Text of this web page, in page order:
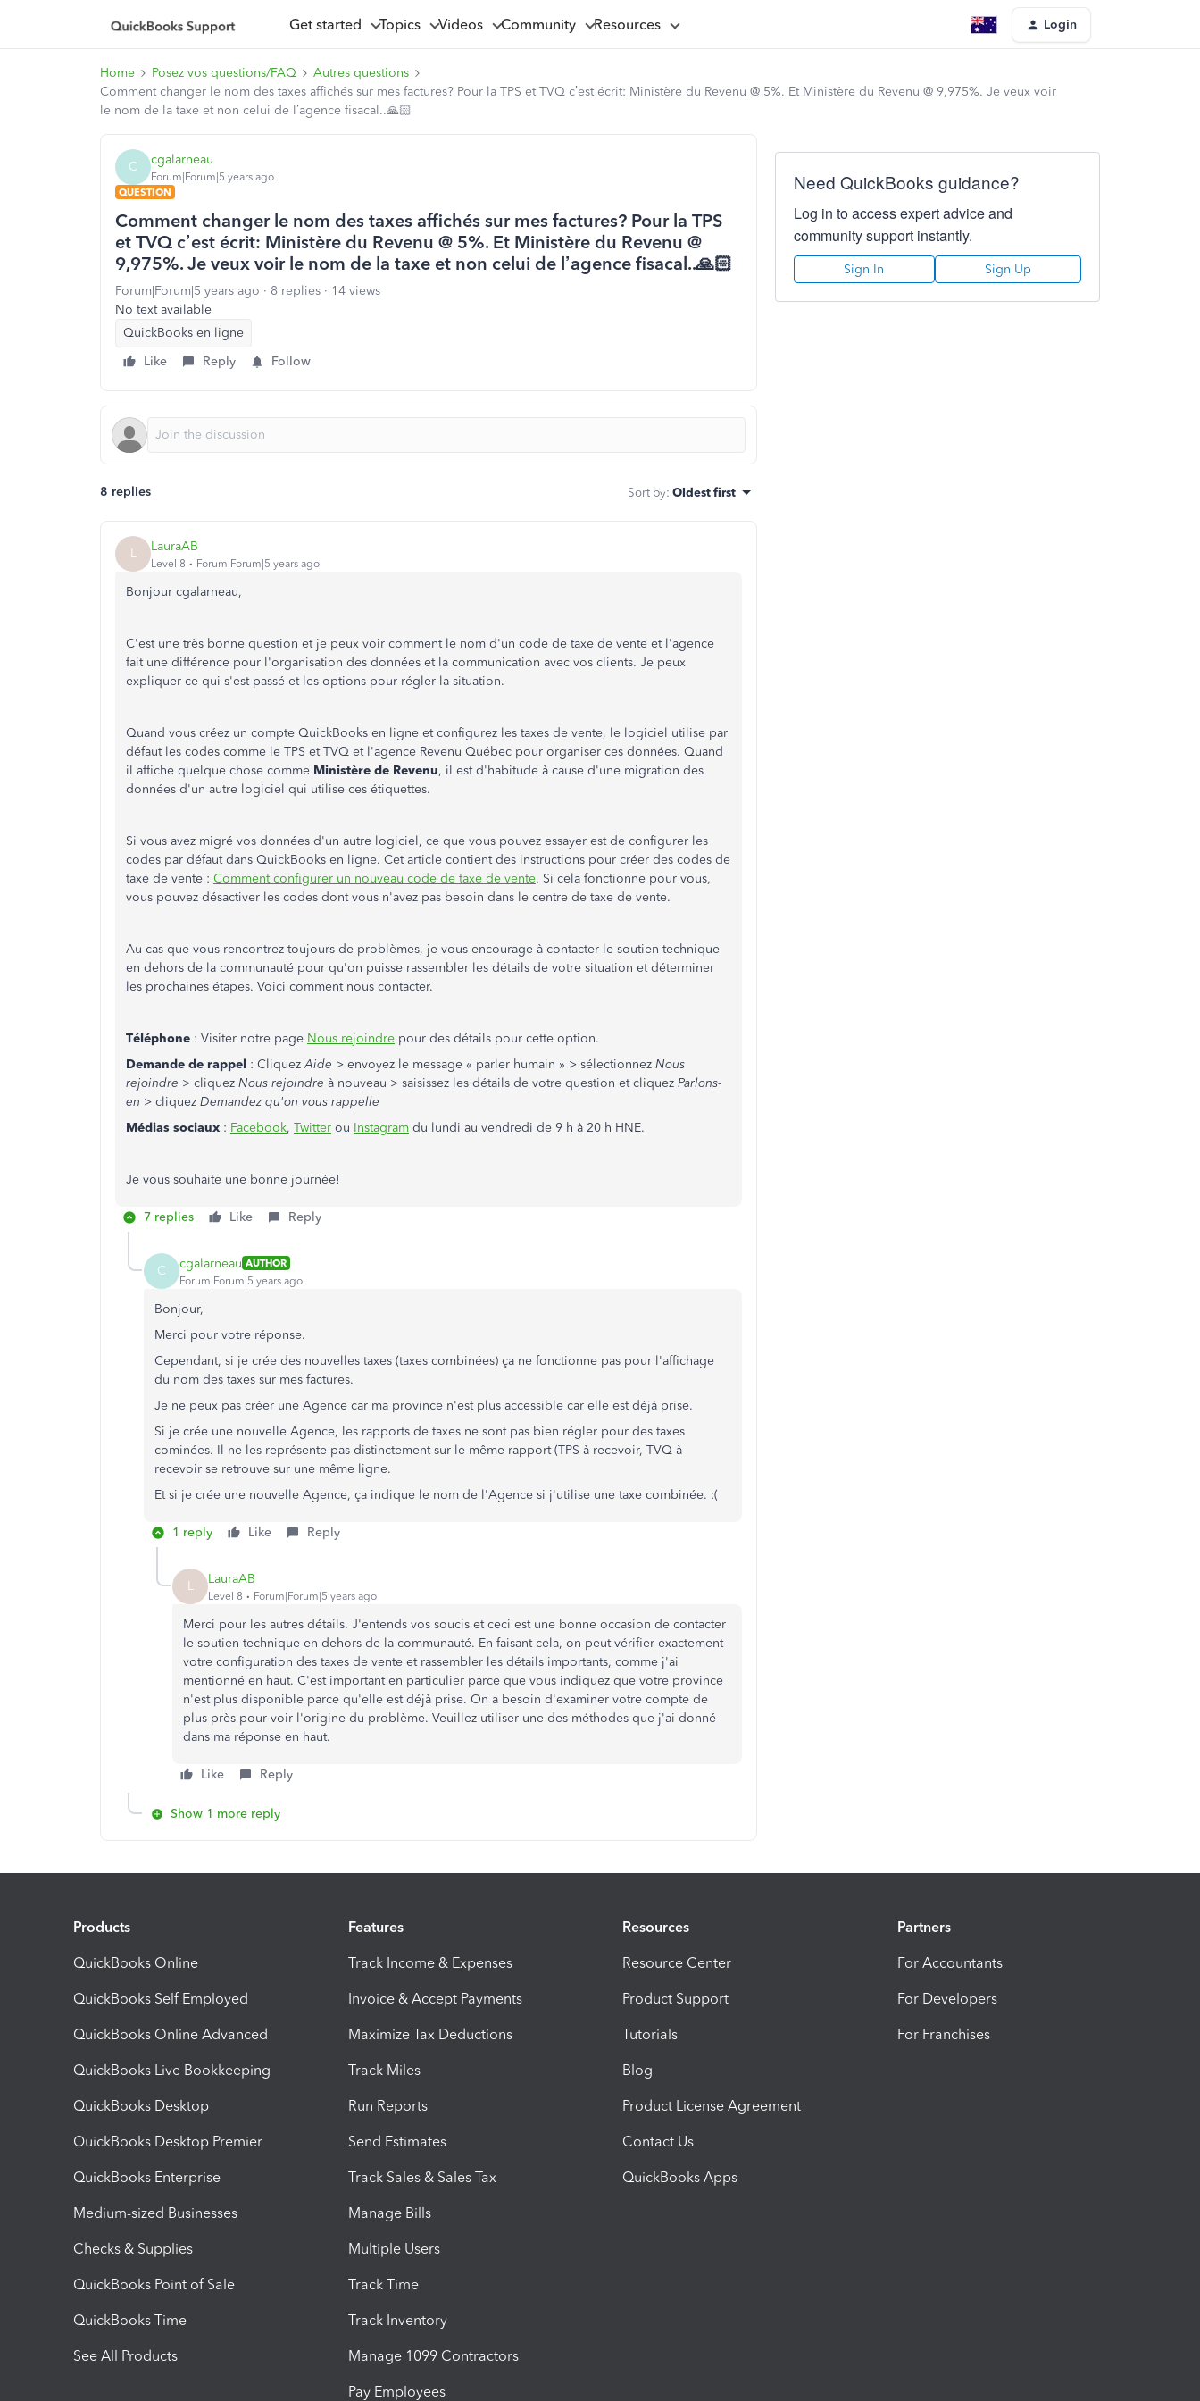
Get started Topics Videos Community Resources Login
Home Posez vos questions/FAQ
Autres questions
Comment changer le nom des taxes affichés sur mes factures? Pour la TPS et TVQ c’est écrit: Ministère du Revenu @ 5%. Et Ministère du Revenu @ 9,975%. Je veux voir
le nom de la taxe et non celui de l’agence fisacal..🙏🏻
C cgalarneau
Forum|Forum|5 years ago
QUESTION
Comment changer le nom des taxes affichés sur mes factures? Pour la TPS
et TVQ c’est écrit: Ministère du Revenu @ 5%. Et Ministère du Revenu @
9,975%. Je veux voir le nom de la taxe et non celui de l’agence fisacal..🙏🏻
Forum|Forum|5 years ago 8 replies
14 views
No text available
QuickBooks en ligne
Like
Reply Follow
8 replies Sort by: Oldest first
L LauraAB
Level 8 Forum|Forum|5 years ago
Bonjour cgalarneau,
C'est une très bonne question et je peux voir comment le nom d'un code de taxe de vente et l'agence
fait une différence pour l'organisation des données et la communication avec vos clients. Je peux
expliquer ce qui s'est passé et les options pour régler la situation.
Quand vous créez un compte QuickBooks en ligne et configurez les taxes de vente, le logiciel utilise par
défaut les codes comme le TPS et TVQ et l'agence Revenu Québec pour organiser ces données. Quand
il affiche quelque chose comme Ministère de Revenu, il est d'habitude à cause d'une migration des
données d'un autre logiciel qui utilise ces étiquettes.
Si vous avez migré vos données d'un autre logiciel, ce que vous pouvez essayer est de configurer les
codes par défaut dans QuickBooks en ligne. Cet article contient des instructions pour créer des codes de
taxe de vente : Comment configurer un nouveau code de taxe de vente. Si cela fonctionne pour vous,
vous pouvez désactiver les codes dont vous n'avez pas besoin dans le centre de taxe de vente.
Au cas que vous rencontrez toujours de problèmes, je vous encourage à contacter le soutien technique
en dehors de la communauté pour qu'on puisse rassembler les détails de votre situation et déterminer
les prochaines étapes. Voici comment nous contacter.
Téléphone : Visiter notre page Nous rejoindre pour des détails pour cette option.
Demande de rappel : CliquezAide > envoyez le message « parler humain » > sélectionnez Nous
rejoindre > cliquez Nous rejoindre à nouveau > saisissez les détails de votre question et cliquez Parlons-
en > cliquez Demandez qu'on vous rappelle
Médias sociaux : Facebook, Twitter ou Instagram du lundi au vendredi de 9 h à 20 h HNE.
Je vous souhaite une bonne journée!
7 replies Like Reply
C cgalarneau AUTHOR
Forum|Forum|5 years ago
Bonjour,
Merci pour votre réponse.
Cependant, si je crée des nouvelles taxes (taxes combinées) ça ne fonctionne pas pour l'affichage
du nom des taxes sur mes factures.
Je ne peux pas créer une Agence car ma province n'est plus accessible car elle est déjà prise.
Si je crée une nouvelle Agence, les rapports de taxes ne sont pas bien régler pour des taxes
cominées. Il ne les représente pas distinctement sur le même rapport (TPS à recevoir, TVQ à
recevoir se retrouve sur une même ligne.
Et si je crée une nouvelle Agence, ça indique le nom de l'Agence si j'utilise une taxe combinée. :(
1 reply Like Reply
L LauraAB
Level 8 Forum|Forum|5 years ago
Merci pour les autres détails. J'entends vos soucis et ceci est une bonne occasion de contacter
le soutien technique en dehors de la communauté. En faisant cela, on peut vérifier exactement
votre configuration des taxes de vente et rassembler les détails importants, comme j'ai
mentionné en haut. C'est important en particulier parce que vous indiquez que votre province
n'est plus disponible parce qu'elle est déjà prise. On a besoin d'examiner votre compte de
plus près pour voir l'origine du problème. Veuillez utiliser une des méthodes que j'ai donné
dans ma réponse en haut.
Like Reply
Show 1 more reply
Need QuickBooks guidance?
Log in to access expert advice and
community support instantly.
Sign In Sign Up
Products
QuickBooks Online
QuickBooks Self Employed
QuickBooks Online Advanced
QuickBooks Live Bookkeeping
QuickBooks Desktop
QuickBooks Desktop Premier
QuickBooks Enterprise
Medium-sized Businesses
Checks & Supplies
QuickBooks Point of Sale
QuickBooks Time
See All Products
Features
Track Income & Expenses
Invoice & Accept Payments
Maximize Tax Deductions
Track Miles
Run Reports
Send Estimates
Track Sales & Sales Tax
Manage Bills
Multiple Users
Track Time
Track Inventory
Manage 1099 Contractors
Pay Employees
Resources
Resource Center
Product Support
Tutorials
Blog
Product License Agreement
Contact Us
QuickBooks Apps
Partners
For Accountants
For Developers
For Franchises